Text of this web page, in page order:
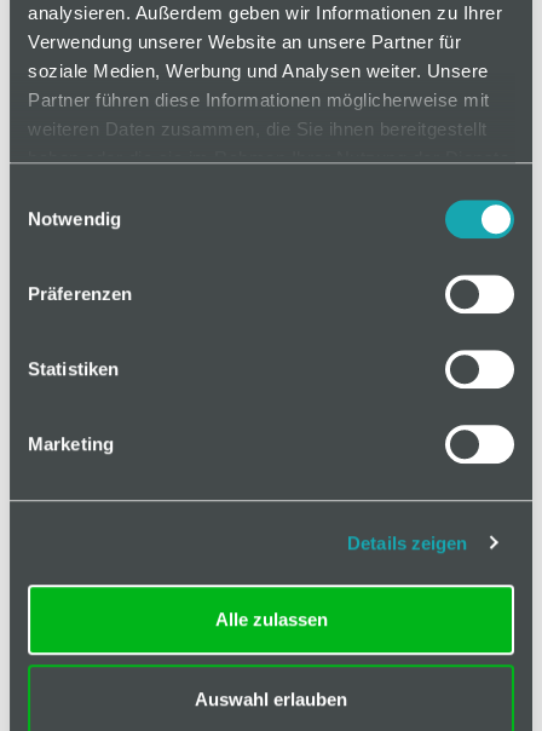
analysieren. Außerdem geben wir Informationen zu Ihrer
Verwendung unserer Website an unsere Partner für
soziale Medien, Werbung und Analysen weiter. Unsere
Partner führen diese Informationen möglicherweise mit
weiteren Daten zusammen, die Sie ihnen bereitgestellt
haben oder die sie im Rahmen Ihrer Nutzung der Dienste
Notwendig
Präferenzen
Statistiken
Marketing
Details zeigen
Alle zulassen
Auswahl erlauben
Varianten
Mindestbestellmenge: 1
In den Warenkorb
Technische Spezifikation
Hinweis
ja